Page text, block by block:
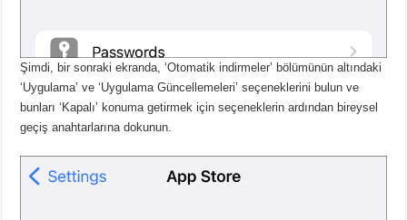
Şimdi, bir sonraki ekranda, ‘Otomatik indirmeler’ bölümünün altındaki
‘Uygulama’ ve ‘Uygulama Güncellemeleri’ seçeneklerini bulun ve
bunları ‘Kapalı’ konuma getirmek için seçeneklerin ardından bireysel
geçiş anahtarlarına dokunun.